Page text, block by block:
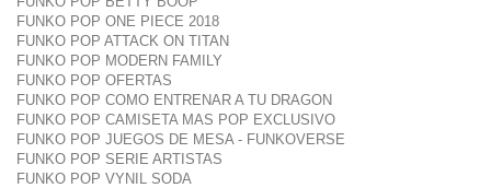
FUNKO POP ONE PIECE 2018
FUNKO POP ATTACK ON TITAN
FUNKO POP MODERN FAMILY
FUNKO POP OFERTAS
FUNKO POP COMO ENTRENAR A TU DRAGON
FUNKO POP CAMISETA MAS POP EXCLUSIVO
FUNKO POP JUEGOS DE MESA - FUNKOVERSE
FUNKO POP SERIE ARTISTAS
FUNKO POP VYNIL SODA